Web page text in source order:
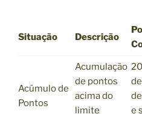
Situação Descrição
Acúmulo de
Pontos
Acumulação
de pontos
acima do
limite
e